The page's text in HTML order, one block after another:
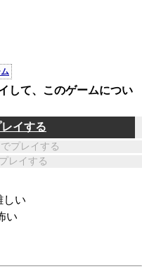
して、このゲームについ
イする
プレイする
レイする
しい
い